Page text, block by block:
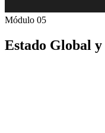
Módulo 05
Estado Global